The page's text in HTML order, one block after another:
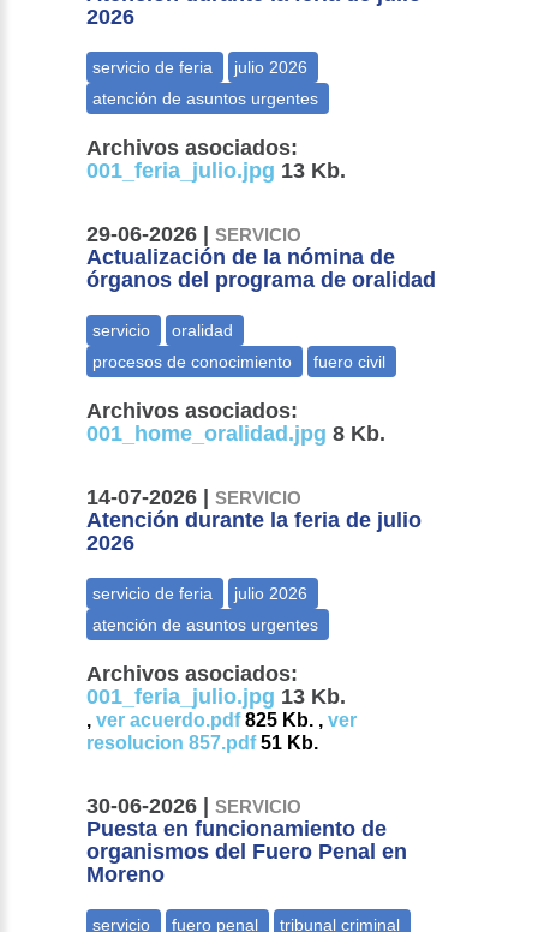
2026
Archivos asociados:
001_feria_julio.jpg 13 Kb.
29-06-2026 |SERVICIO
Actualización de la nómina de
órganos del programa de oralidad
Archivos asociados:
001_home_oralidad.jpg 8 Kb.
14-07-2026 |SERVICIO
Atención durante la feria de julio
2026
Archivos asociados:
001_feria_julio.jpg 13 Kb.
,ver acuerdo.pdf825 Kb. ,ver
resolucion 857.pdf51 Kb.
30-06-2026 |SERVICIO
Puesta en funcionamiento de
organismos del Fuero Penal en
Moreno